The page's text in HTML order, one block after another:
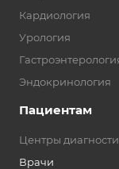
Кардиология
Урология
Эндокринология
Пациентам
Центры
Врачи